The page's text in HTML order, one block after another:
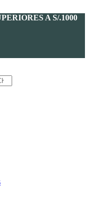
A S/.1000